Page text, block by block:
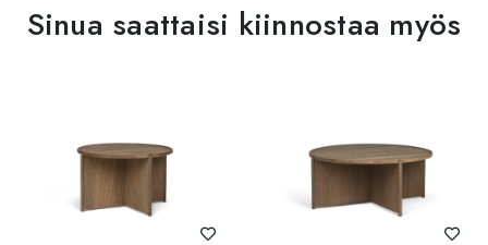
Sinua saattaisi kiinnostaa myös